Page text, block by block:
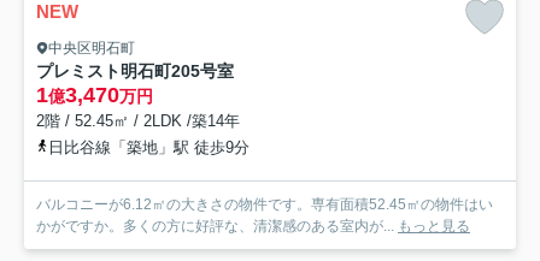
NEW
中央区明石町
プレミスト明石町205号室
1億3,470万円
2階 / 52.45㎡ / 2LDK /築14年
日比谷線「築地」駅 徒歩9分
バルコニーが6.12㎡の大きさの物件です。専有面積52.45㎡の物件はい
かがですか。多くの方に好評な、清潔感のある室内が... もっと見る